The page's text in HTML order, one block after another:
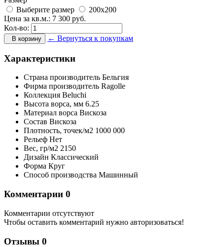
Выберите размер
200x200
Цена за кв.м.: 7 300 руб.
Кол-во:
В корзину ← Вернуться к покупкам
Характеристики
Страна производитель Бельгия
Фирма производитель Ragolle
Коллекция Beluchi
Высота ворса, мм 6.25
Материал ворса Вискоза
Состав Вискоза
Плотность, точек/м2 1000 000
Рельеф Нет
Вес, гр/м2 2150
Дизайн Классический
Форма Круг
Способ производства Машинный
Комментарии 0
Комментарии отсутствуют
Чтобы оставить комментарий нужно авторизоваться!
Отзывы 0